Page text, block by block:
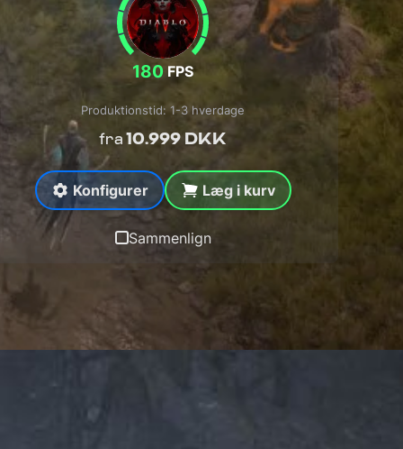
180 FPS
fra 10.999 DKK
Produktionstid: 1-3 hverdage
Konfigurer Læg i kurv
Sammenlign